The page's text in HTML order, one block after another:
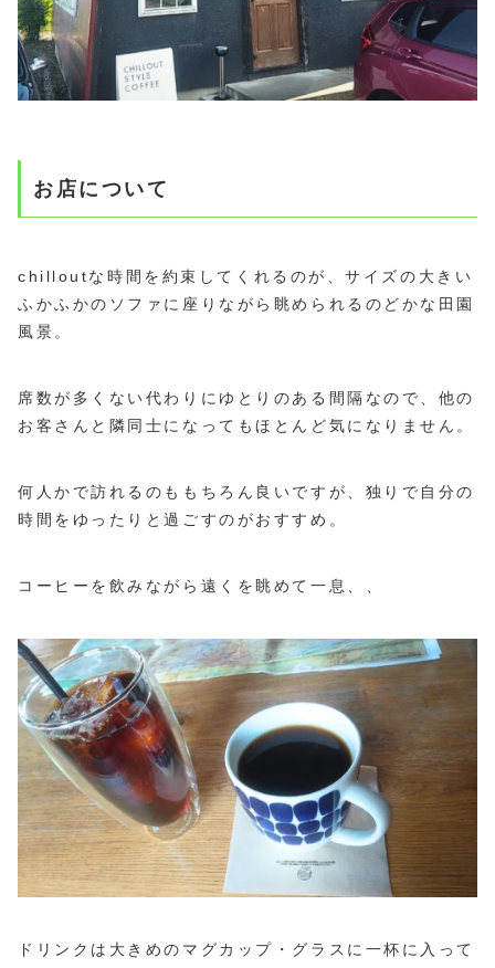
お店について
chilloutな時間を約束してくれるのが、サイズの大きい
ふかふかのソファに座りながら眺められるのどかな田園
風景。
席数が多くない代わりにゆとりのある間隔なので、他の
お客さんと隣同士になってもほとんど気になりません。
何人かで訪れるのももちろん良いですが、独りで自分の
時間をゆったりと過ごすのがおすすめ。
コーヒーを飲みながら遠くを眺めて一息、、
ドリンクは大きめのマグカップ・グラスに一杯に入って